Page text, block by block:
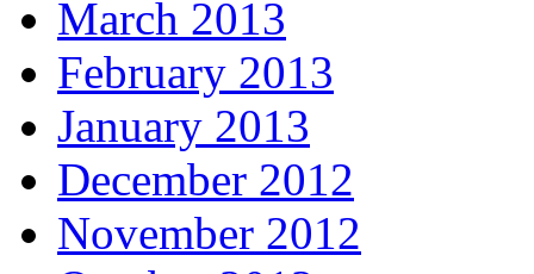
March 2013
February 2013
January 2013
December 2012
November 2012